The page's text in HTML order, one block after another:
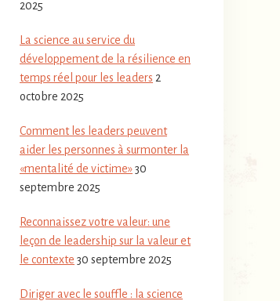
2025
La science au service du
développement de la résilience en
temps réel pour les leaders 2
octobre 2025
Comment les leaders peuvent
aider les personnes à surmonter la
«mentalité de victime»30
septembre 2025
Reconnaissez votre valeur: une
leçon de leadership sur la valeur et
le contexte 30 septembre 2025
Diriger avec le souffle : la science